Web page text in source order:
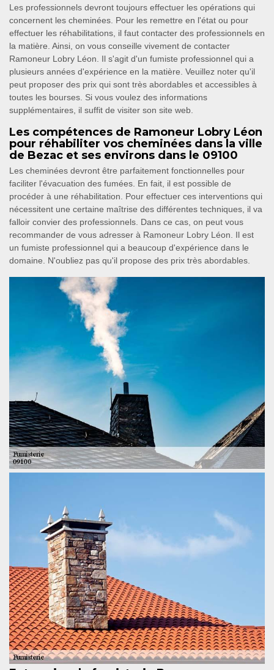
Les professionnels devront toujours effectuer les opérations qui
concernent les cheminées. Pour les remettre en l'état ou pour
effectuer les réhabilitations, il faut contacter des professionnels en
la matière. Ainsi, on vous conseille vivement de contacter
Ramoneur Lobry Léon. Il s'agit d'un fumiste professionnel qui a
plusieurs années d'expérience en la matière. Veuillez noter qu'il
peut proposer des prix qui sont très abordables et accessibles à
toutes les bourses. Si vous voulez des informations
supplémentaires, il suffit de visiter son site web.
Les compétences de Ramoneur Lobry Léon
pour réhabiliter vos cheminées dans la ville
de Bezac et ses environs dans le 09100
Les cheminées devront être parfaitement fonctionnelles pour
faciliter l'évacuation des fumées. En fait, il est possible de
procéder à une réhabilitation. Pour effectuer ces interventions qui
nécessitent une certaine maîtrise des différentes techniques, il va
falloir convier des professionnels. Dans ce cas, on peut vous
recommander de vous adresser à Ramoneur Lobry Léon. Il est
un fumiste professionnel qui a beaucoup d'expérience dans le
domaine. N'oubliez pas qu'il propose des prix très abordables.